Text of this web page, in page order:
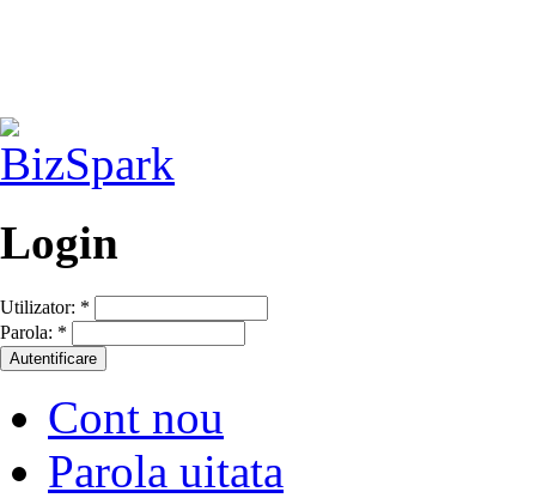
Login
Utilizator: *
Parola: *
Cont nou
Parola uitata